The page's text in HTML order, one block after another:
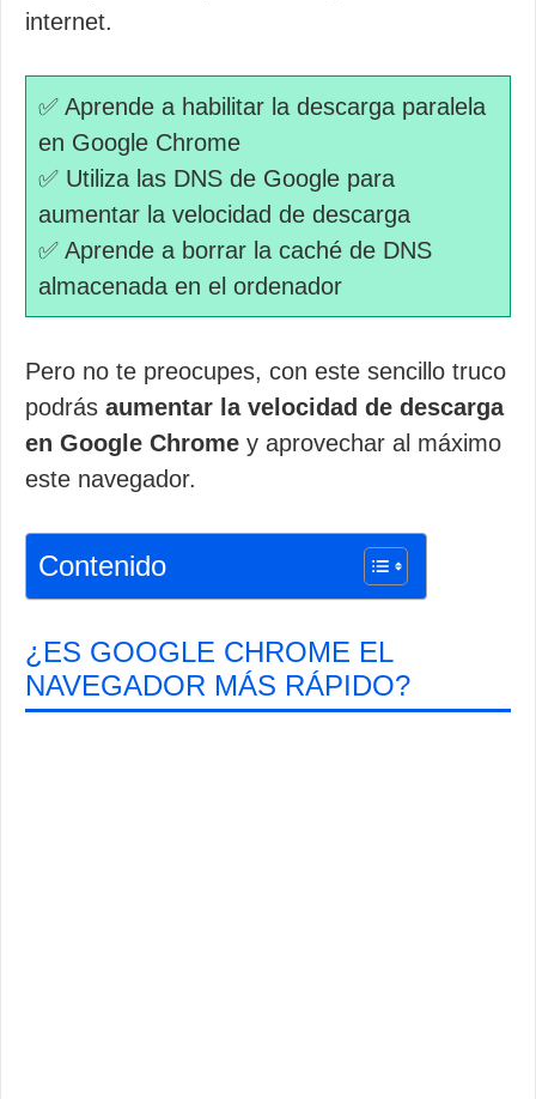
internet.
✅ Aprende a habilitar la descarga paralela
en Google Chrome
✅ Utiliza las DNS de Google para
aumentar la velocidad de descarga
✅ Aprende a borrar la caché de DNS
almacenada en el ordenador
Pero no te preocupes, con este sencillo truco
podrás aumentar la velocidad de descarga
en Google Chrome y aprovechar al máximo
este navegador.
Contenido
¿ES GOOGLE CHROME EL
NAVEGADOR MÁS RÁPIDO?